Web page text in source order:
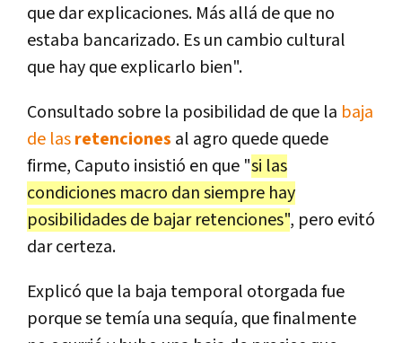
que dar explicaciones. Más allá de que no
estaba bancarizado. Es un cambio cultural
que hay que explicarlo bien".
Consultado sobre la posibilidad de que la baja
de lasretenciones al agro quede quede
firme, Caputo insistió en que "si las
condiciones macro dan siempre hay
posibilidades de bajar retenciones", pero evitó
dar certeza.
Explicó que la baja temporal otorgada fue
porque se temía una sequía, que finalmente